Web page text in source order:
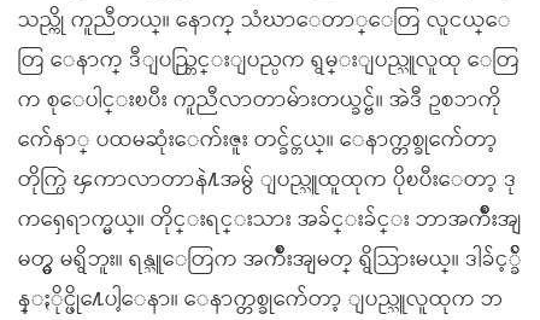
သည္ကို ကူညီတယ္။ ေနာက္ သံဃာေတာ္ေတြ လူငယ္ေ
တြ ေနာက္ ဒီျပည္တြင္းျပည္ပက ရွမ္းျပည္သူလူထု ေတြ
က စုေပါင္းၿပီး ကူညီလာတာမ်ားတယ္ခင္ဗ်။ အဲဒီ ဥစၥာကို
က်ေနာ္ ပထမဆုံးေက်းဇူး တင္ခ်င္တယ္။ ေနာက္တစ္ခုက်ေတာ့
တိုက္ပြဲ ၾကာလာတာနဲ႔အမွ် ျပည္သူထူထုက ပိုၿပီးေတာ့ ဒု
ကၡေရာက္မယ္။ တိုင္းရင္းသား အခ်င္းခ်င္း ဘာအက်ိဳးအျ
မတ္မွ မရွိဘူး။ ရန္သူေတြက အက်ိဳးအျမတ္ ရွိသြားမယ္။ ဒါခ်င့္ခ်ိ
န္ႏိုင္ဖို႔ေပါ့ေနာ။ ေနာက္တစ္ခုက်ေတာ့ ျပည္သူလူထုက ဘ